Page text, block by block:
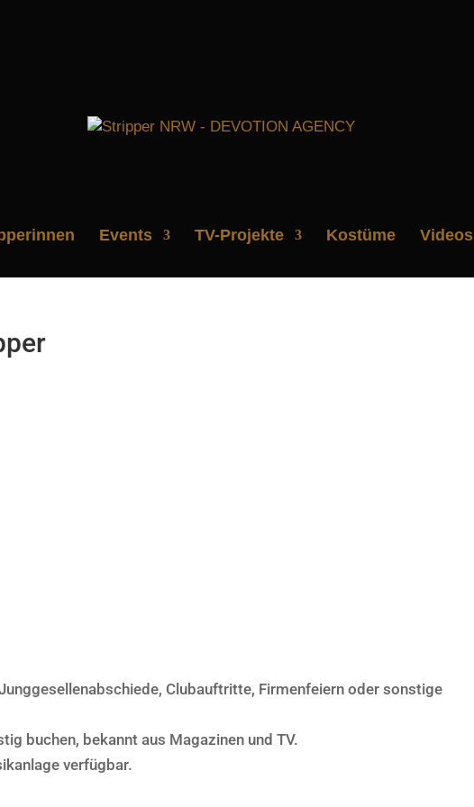
Events TV-Projekte Kostüme Videos
Clubauftritte, Firmenfeiern oder sonstige
buchen, bekannt aus Magazinen und TV.
verfügbar.